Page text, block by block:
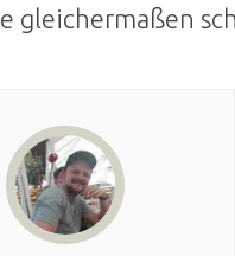
gleichermaßen